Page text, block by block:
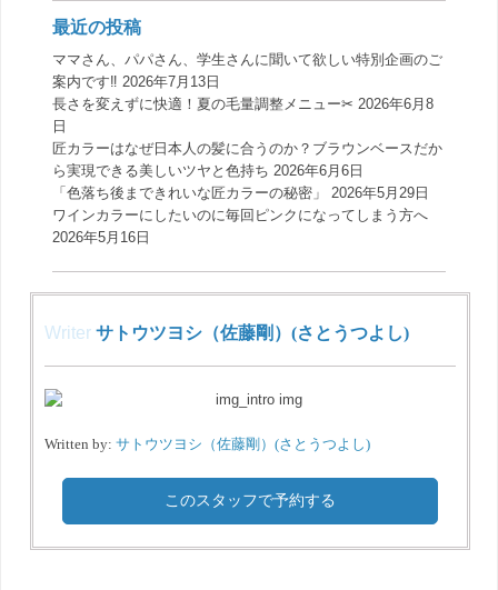
最近の投稿
ママさん、パパさん、学生さんに聞いて欲しい特別企画のご
案内です‼️ 2026年7月13日
長さを変えずに快適！夏の毛量調整メニュー✂︎ 2026年6月8
日
匠カラーはなぜ日本人の髪に合うのか？ブラウンベースだか
ら実現できる美しいツヤと色持ち 2026年6月6日
「色落ち後まできれいな匠カラーの秘密」
2026年5月29日
ワインカラーにしたいのに毎回ピンクになってしまう方へ
2026年5月16日
Writerサトウツヨシ（佐藤剛）(さとうつよし)
Written by:サトウツヨシ（佐藤剛）(さとうつよし)
このスタッフで予約する